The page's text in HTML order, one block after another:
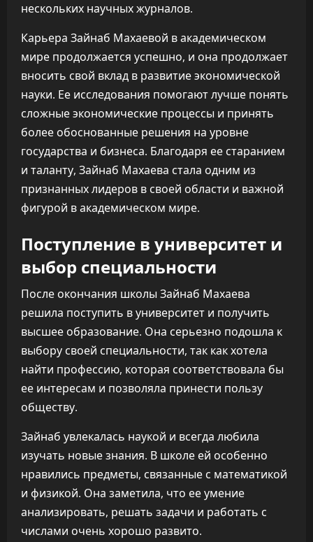
нескольких научных журналов.
Карьера Зайнаб Махаевой в академическом
мире продолжается успешно, и она продолжает
вносить свой вклад в развитие экономической
науки. Ее исследования помогают лучше понять
сложные экономические процессы и принять
более обоснованные решения на уровне
государства и бизнеса. Благодаря ее старанием
и таланту, Зайнаб Махаева стала одним из
признанных лидеров в своей области и важной
фигурой в академическом мире.
Поступление в университет и
выбор специальности
После окончания школы Зайнаб Махаева
решила поступить в университет и получить
высшее образование. Она серьезно подошла к
выбору своей специальности, так как хотела
найти профессию, которая соответствовала бы
ее интересам и позволяла принести пользу
обществу.
Зайнаб увлекалась наукой и всегда любила
изучать новые знания. В школе ей особенно
нравились предметы, связанные с математикой
и физикой. Она заметила, что ее умение
анализировать, решать задачи и работать с
числами очень хорошо развито.